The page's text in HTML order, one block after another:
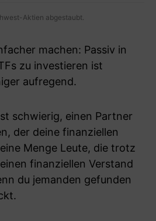
Aktien abgestaubt.
machen: Passiv in
zu investieren ist
aufregend.
schwierig, einen Partner
der deine finanziellen
Menge Leute, die trotz
finanziellen Verstand
du jemanden gefunden